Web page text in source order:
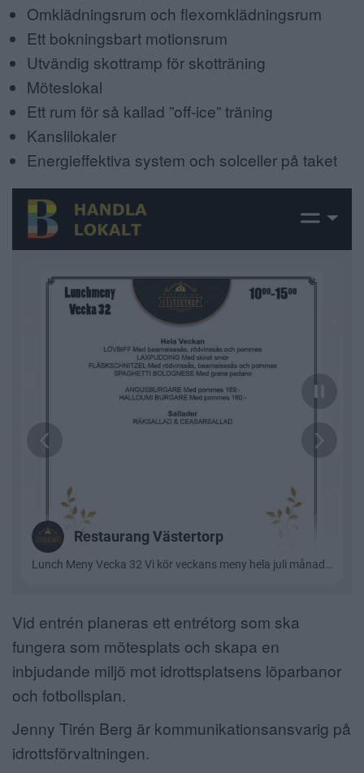
Omklädningsrum och flexomklädningsrum
Ett bokningsbart motionsrum
Utvändig skottramp för skotträning
Möteslokal
Ett rum för så kallad ”off-ice” träning
Kanslilokaler
Energieffektiva system och solceller på taket
Vid entrén planeras ett entrétorg som ska
fungera som mötesplats och skapa en
inbjudande miljö mot idrottsplatsens löparbanor
och fotbollsplan.
Jenny Tirén Berg är kommunikationsansvarig på
idrottsförvaltningen.